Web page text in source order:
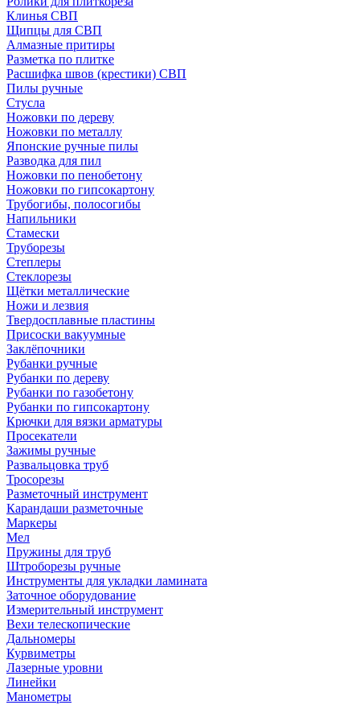
Клинья СВП
Щипцы для СВП
Алмазные притиры
Разметка по плитке
Расшифка швов (крестики) СВП
Пилы ручные
Стусла
Ножовки по дереву
Ножовки по металлу
Японские ручные пилы
Разводка для пил
Ножовки по пенобетону
Ножовки по гипсокартону
Трубогибы, полосогибы
Напильники
Стамески
Труборезы
Степлеры
Стеклорезы
Щётки металлические
Ножи и лезвия
Твердосплавные пластины
Присоски вакуумные
Заклёпочники
Рубанки ручные
Рубанки по дереву
Рубанки по газобетону
Рубанки по гипсокартону
Крючки для вязки арматуры
Просекатели
Зажимы ручные
Развальцовка труб
Тросорезы
Разметочный инструмент
Карандаши разметочные
Маркеры
Мел
Пружины для труб
Штроборезы ручные
Инструменты для укладки ламината
Заточное оборудование
Измерительный инструмент
Вехи телескопические
Дальномеры
Курвиметры
Лазерные уровни
Линейки
Манометры